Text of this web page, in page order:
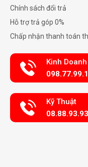
Chính sách đổi trả
Hỗ trợ trả góp 0%
Chấp nhận thanh toán
Kinh Doanh
Kỹ Thuật